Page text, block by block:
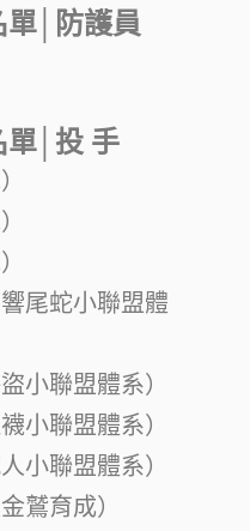
│防護員
單│投 手
尾蛇小聯盟體
小聯盟體系）
小聯盟體系）
小聯盟體系）
鷲育成）